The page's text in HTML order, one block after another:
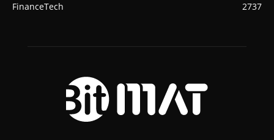
FinanceTech
2737